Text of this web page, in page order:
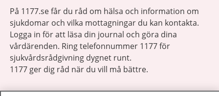
På 1177.se får du råd om hälsa och information om
sjukdomar och vilka mottagningar du kan kontakta.
Logga in för att läsa din journal och göra dina
vårdärenden. Ring telefonnummer 1177 för
sjukvårdsrådgivning dygnet runt.
1177 ger dig råd när du vill må bättre.